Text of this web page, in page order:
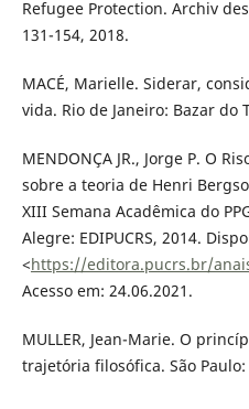
Refugee Protection. Archiv
131-154, 2018.
MACÉ, Marielle. Siderar,
vida. Rio de Janeiro: Bazar do
MENDONÇA JR., Jorge P. O
sobre a teoria de Henri
XIII Semana Acadêmica do
Alegre: EDIPUCRS, 2014.
<https://editora.pucrs.br/
Acesso em: 24.06.2021.
MULLER, Jean-Marie. O
trajetória filosófica. São Paulo: